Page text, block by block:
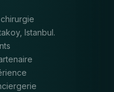
Istanbul.